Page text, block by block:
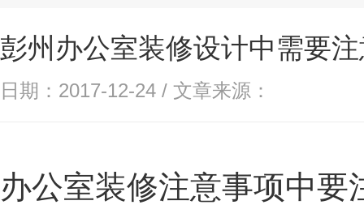
彭州办公室装修设计中需要
日期：2017-12-24 / 文章来源：
办公室装修注意事项中要